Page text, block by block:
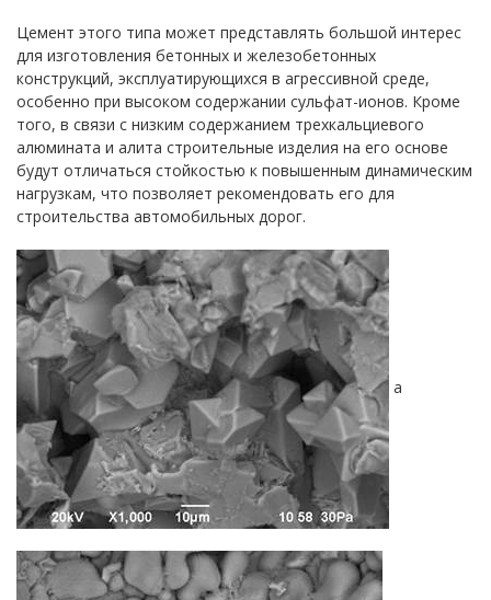
Цемент этого типа может представлять большой интерес
для изготовления бетонных и железобетонных
конструкций, эксплуатирующихся в агрессивной среде,
особенно при высоком содержании сульфат-ионов. Кроме
того, в связи с низким содержанием трехкальциевого
алюмината и алита строительные изделия на его основе
будут отличаться стойкостью к повышенным динамическим
нагрузкам, что позволяет рекомендовать его для
строительства автомобильных дорог.
а